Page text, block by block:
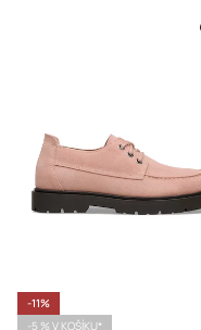
-11%
-5 % V KOŠÍKU*